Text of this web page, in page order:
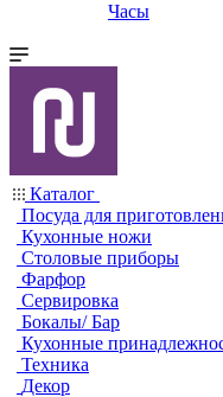
Часы
Каталог
Посуда для
Кухонные ножи
Столовые приборы
Фарфор
Сервировка
Бокалы/ Бар
Кухонные
Техника
Декор